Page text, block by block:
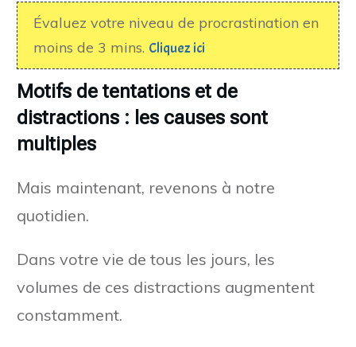
Évaluez votre niveau de procrastination en
moins de 3 mins. Cliquez ici
Motifs de tentations et de
distractions : les causes sont
multiples
Mais maintenant, revenons à notre
quotidien.
Dans votre vie de tous les jours, les
volumes de ces distractions augmentent
constamment.